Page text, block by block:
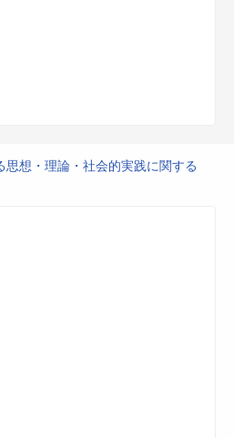
思想・理論・社会的実践に関する